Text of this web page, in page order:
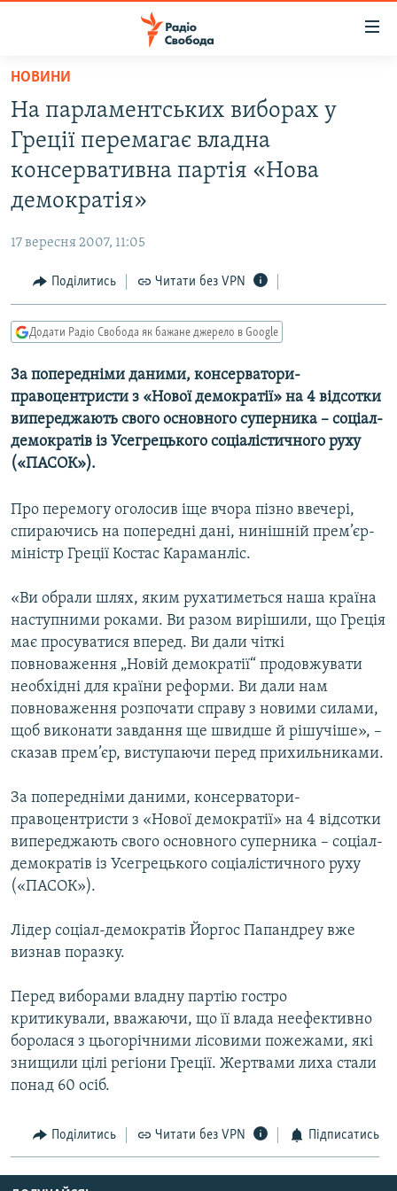
Перейти
основного
матеріалу
Перейти
до
основної
Перейти
пошуку
ВСЕ ЗА ДОБУ
СТАТТІ
СУСПІЛЬСТВО
КУЛЬТУРА
СПОРТ
СВІТ
ДОНБАС.РЕАЛІЇ
КРИМ.РЕАЛІЇ
ТИ ЯК?
КИТАЙ.ВИКЛИКИ
МУЛЬТИМЕДІА
ФОТО
СПЕЦПРОЄКТИ
ПОДКАСТИ
КРИМ РЕАЛІЇ
КТАТ
ДОЛУЧАЙСЯ!
Усі сайти RFE/RL
НОВИНИ
На парламентських виборах у
Греції перемагає владна
консервативна партія «Нова
демократія»
17 вересня 2007, 11:05
Поділитись Читати без VPN
Додати Радіо Свобода як бажане джерело в Google
За попередніми даними, консерватори-
правоцентристи з «Нової демократії» на 4 відсотки
випереджають свого основного суперника – соціал-
демократів із Усегрецького соціалістичного руху
(«ПАСОК»).
Про перемогу оголосив іще вчора пізно ввечері,
спираючись на попередні дані, нинішній прем’єр-
міністр Греції Костас Караманліс.
«Ви обрали шлях, яким рухатиметься наша країна
наступними роками. Ви разом вирішили, що Греція
має просуватися вперед. Ви дали чіткі
повноваження „Новій демократії“ продовжувати
необхідні для країни реформи. Ви дали нам
повноваження розпочати справу з новими силами,
щоб виконати завдання ще швидше й рішучіше», –
сказав прем’єр, виступаючи перед прихильниками.
За попередніми даними, консерватори-
правоцентристи з «Нової демократії» на 4 відсотки
випереджають свого основного суперника – соціал-
демократів із Усегрецького соціалістичного руху
(«ПАСОК»).
Лідер соціал-демократів Йоргос Папандреу вже
визнав поразку.
Перед виборами владну партію гостро
критикували, вважаючи, що її влада неефективно
боролася з цьогорічними лісовими пожежами, які
знищили цілі регіони Греції. Жертвами лиха стали
понад 60 осіб.
Поділитись Читати без VPN Підписатись